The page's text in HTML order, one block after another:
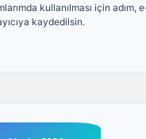
kullanılması için adım,
kaydedilsin.